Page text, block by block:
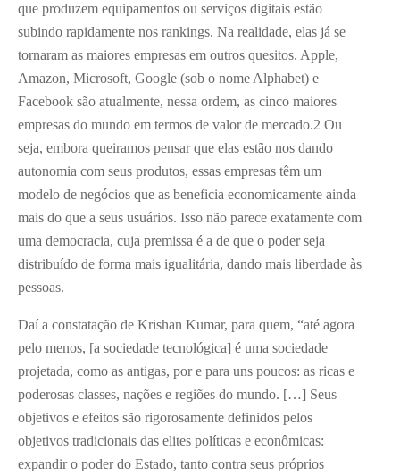
que produzem equipamentos ou serviços digitais estão
subindo rapidamente nos rankings. Na realidade, elas já se
tornaram as maiores empresas em outros quesitos. Apple,
Amazon, Microsoft, Google (sob o nome Alphabet) e
Facebook são atualmente, nessa ordem, as cinco maiores
empresas do mundo em termos de valor de mercado.2 Ou
seja, embora queiramos pensar que elas estão nos dando
autonomia com seus produtos, essas empresas têm um
modelo de negócios que as beneficia economicamente ainda
mais do que a seus usuários. Isso não parece exatamente com
uma democracia, cuja premissa é a de que o poder seja
distribuído de forma mais igualitária, dando mais liberdade às
pessoas.
Daí a constatação de Krishan Kumar, para quem, “até agora
pelo menos, [a sociedade tecnológica] é uma sociedade
projetada, como as antigas, por e para uns poucos: as ricas e
poderosas classes, nações e regiões do mundo. […] Seus
objetivos e efeitos são rigorosamente definidos pelos
objetivos tradicionais das elites políticas e econômicas:
expandir o poder do Estado, tanto contra seus próprios